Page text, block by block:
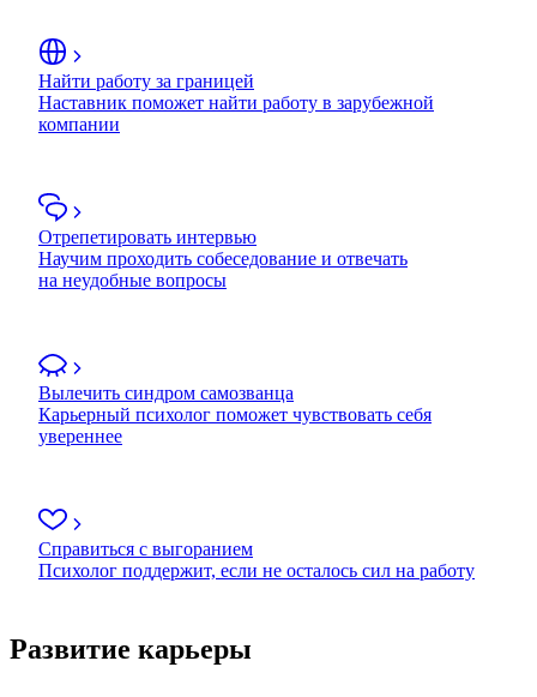
Найти работу за границей
Наставник поможет найти работу в зарубежной
компании
Отрепетировать интервью
Научим проходить собеседование и отвечать
на неудобные вопросы
Вылечить синдром самозванца
Карьерный психолог поможет чувствовать себя
увереннее
Справиться с выгоранием
Психолог поддержит, если не осталось сил на работу
Развитие карьеры